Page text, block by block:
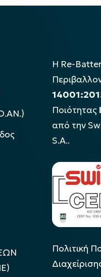
Η Re-
Ποιότητας
από την
S.A..
Πολιτική